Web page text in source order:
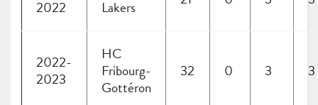
2022
Lakers
2022-
2023
HC
Fribourg-
Gottéron
32 0 3 3